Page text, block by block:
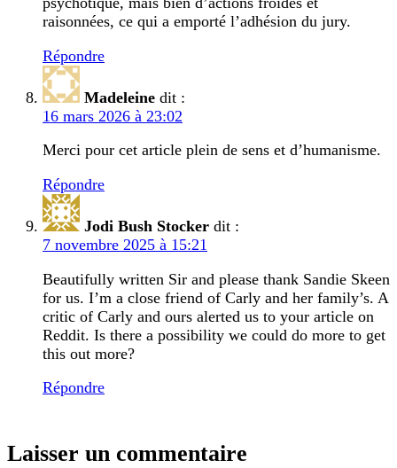
raisonnées, ce qui a emporté l’adhésion du jury.
Répondre
Madeleine dit :
16 mars 2026 à 23:02
Merci pour cet article plein de sens et d’humanisme.
Répondre
Jodi Bush Stocker dit :
7 novembre 2025 à 15:21
Beautifully written Sir and please thank Sandie Skeen
for us. I’m a close friend of Carly and her family’s. A
critic of Carly and ours alerted us to your article on
Reddit. Is there a possibility we could do more to get
this out more?
Répondre
Laisser un commentaire